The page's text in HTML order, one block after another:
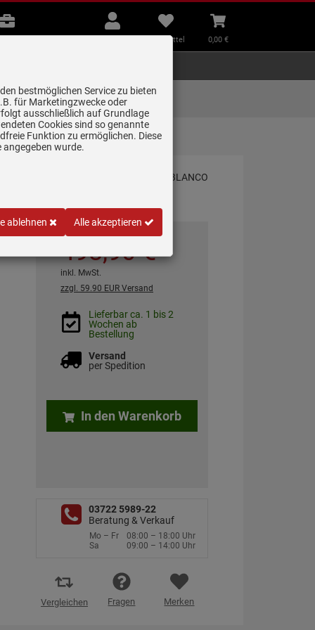
Beratung
Mein
Konto
Merkzettel
aufklappen
Merkzettel
Warenkorb
aufklappen
0,00 €
Lieferung zum
Wunschtermin
498,90 €
inkl. MwSt.
zzgl. 59.90 EUR Versand
Lieferbar ca. 1 bis 2
Wochen ab
Bestellung
Versand
per Spedition
In den Warenkorb
03722 5989-22
Beratung & Verkauf
Mo – Fr
08:00 – 18:00 Uhr
Sa
09:00 – 14:00 Uhr
Vergleichen Fragen Merken
bestmöglichen Service zu bieten
für Marketingzwecke oder
ausschließlich auf Grundlage
Cookies sind so genannte
Funktion zu ermöglichen. Diese
angegeben wurde.
ablehnen Alle akzeptieren